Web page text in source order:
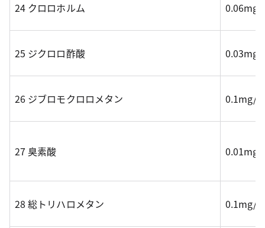
24 クロロホルム 0.06mg/
25 ジクロロ酢酸 0.03mg/
26 ジブロモクロロメタン 0.1mg/L
27 臭素酸 0.01mg/
28 総トリハロメタン 0.1mg/L